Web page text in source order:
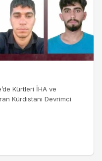
Kürtleri İHA ve
Kürdistanı Devrimci